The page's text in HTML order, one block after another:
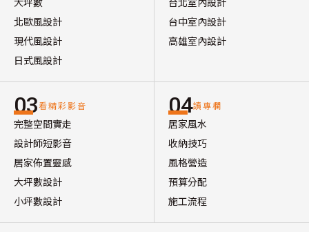
北歐風設計
現代風設計
日式風設計
台中室內設計
高雄室內設計
03看精彩影音
完整空間實走
設計師短影音
居家佈置靈感
大坪數設計
小坪數設計
04讀專欄
居家風水
收納技巧
風格營造
預算分配
施工流程